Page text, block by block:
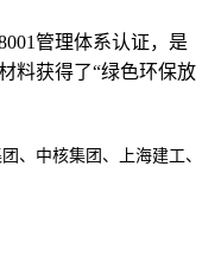
管理体系认证，是
料获得了“绿色环保放
、中核集团、上海建工、